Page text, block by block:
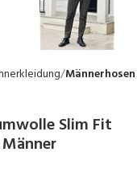
Männerhosen
Slim Fit